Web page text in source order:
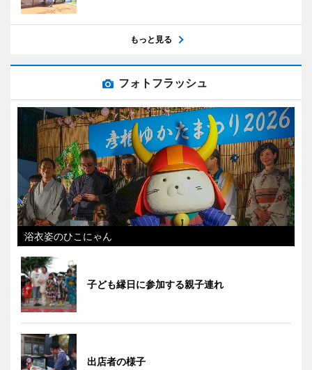
もっと見る
フォトフラッシュ
浴衣姿のひこにゃん
子ども縁日に参加する親子連れ
出店者の様子